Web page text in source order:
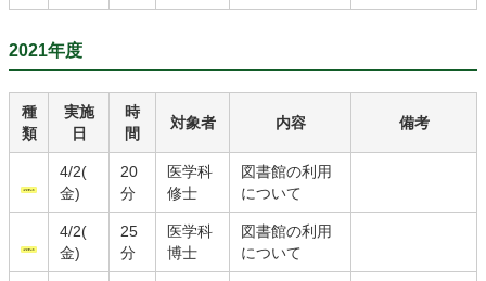
2021年度
種
類
実施
日
時
間
対象者 内容 備考
4/2(
金)
20
分
医学科
修士
図書館の利用
について
4/2(
金)
25
分
医学科
博士
図書館の利用
について